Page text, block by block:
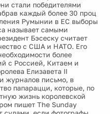
стали победителями
каждый более 30 проц
Румынии в ЕС выборы
называет самыми
Бэсеску считает
с США и НАТО. Его
более
с Россией, Китаем и
Елизавета II
журналов письмо, в
папарацци, которые, по
жизнь королевской
пишет The Sunday